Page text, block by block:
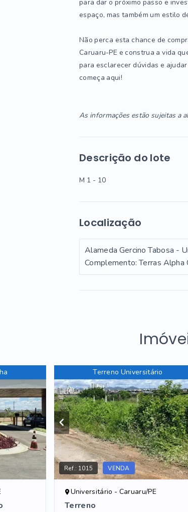
para dar o próximo passo e
espaço, mas também um estilo
Não perca esta chance de
Caruaru-PE e construa a vida
para esclarecer dúvidas e
começa aqui!
As informações estão sujeitas a
Descrição do lote
M 1 - 10
Localização
Alameda Gercino Tabosa -
Complemento: Terras Alpha
Terreno Universitário
Ref.: 1015 VENDA
Universitário - Caruaru/PE
Terreno